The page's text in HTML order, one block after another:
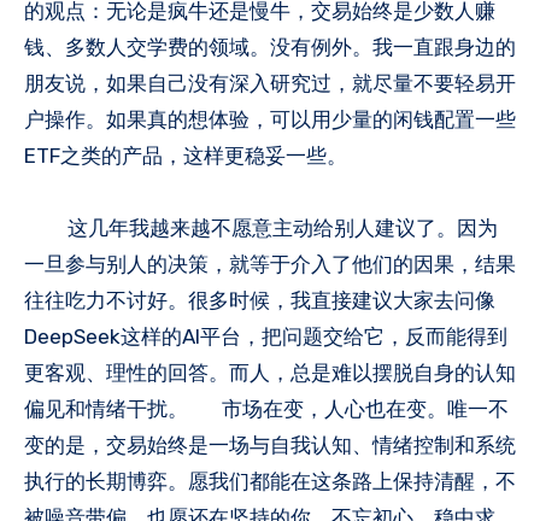
的观点：无论是疯牛还是慢牛，交易始终是少数人赚
钱、多数人交学费的领域。没有例外。我一直跟身边的
朋友说，如果自己没有深入研究过，就尽量不要轻易开
户操作。如果真的想体验，可以用少量的闲钱配置一些
ETF之类的产品，这样更稳妥一些。
这几年我越来越不愿意主动给别人建议了。因为
一旦参与别人的决策，就等于介入了他们的因果，结果
往往吃力不讨好。很多时候，我直接建议大家去问像
DeepSeek这样的AI平台，把问题交给它，反而能得到
更客观、理性的回答。而人，总是难以摆脱自身的认知
偏见和情绪干扰。 市场在变，人心也在变。唯一不
变的是，交易始终是一场与自我认知、情绪控制和系统
执行的长期博弈。愿我们都能在这条路上保持清醒，不